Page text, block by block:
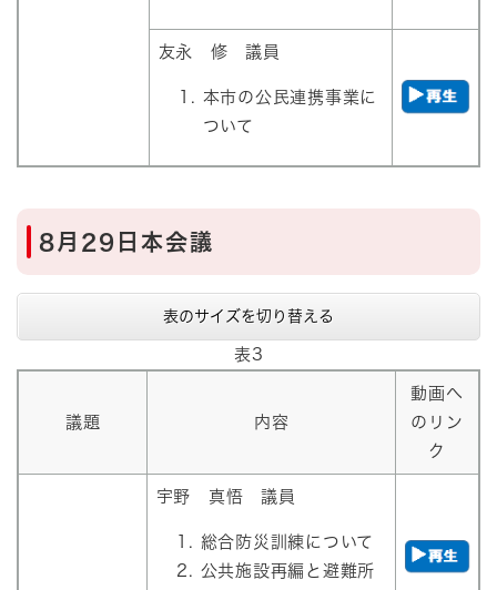
友永 修 議員
​本市の公民連携事業に
ついて
8月29日本会議
表のサイズを切り替える
表3
議題 内容
動画へ
のリン
ク
宇野 真悟 議員
​総合防災訓練について
公共施設再編と避難所